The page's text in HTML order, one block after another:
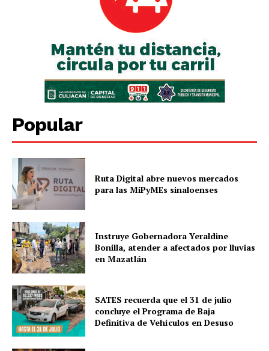
Popular
Ruta Digital abre nuevos mercados
para las MiPyMEs sinaloenses
Instruye Gobernadora Yeraldine
Bonilla, atender a afectados por lluvias
en Mazatlán
SATES recuerda que el 31 de julio
concluye el Programa de Baja
Definitiva de Vehículos en Desuso